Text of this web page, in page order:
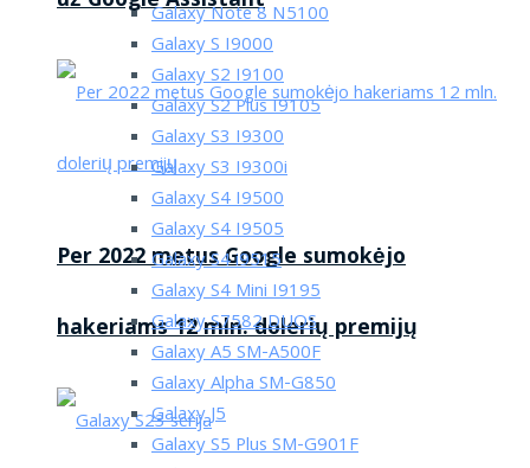
Per 2022 metus Google sumokėjo
hakeriams 12 mln. dolerių premijų
Galaxy Note 8 N5100
Galaxy S I9000
Galaxy S2 I9100
Galaxy S2 Plus I9105
Galaxy S3 I9300
Galaxy S3 I9300i
Galaxy S4 I9500
Galaxy S4 I9505
Galaxy S4 i9515
Galaxy S4 Mini I9195
Galaxy S7582 DUOS
Galaxy A5 SM-A500F
Galaxy Alpha SM-G850
Galaxy J5
Galaxy S5 Plus SM-G901F